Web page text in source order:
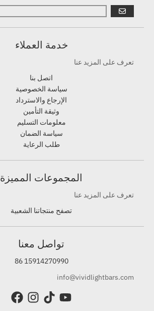
يذهب
خدمة العملاء
تعرف على المزيد عنا
اتصل بنا
سياسة الخصوصية
الإرجاع والاسترداد
وثيقة التأمين
معلومات التسليم
سياسة الضمان
طلب الرعاية
المجموعات المميزة
تعرف على المزيد عنا
تصفح منتجاتنا الشعبية
تواصل معنا
86 15914270990
info@vividlightbars.com